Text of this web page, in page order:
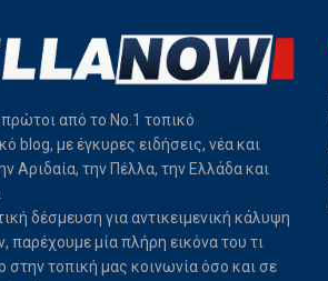
από το Νο.1 τοπικό
blog, με έγκυρες ειδήσεις, νέα και
Αριδαία, την Πέλλα, την Ελλάδα και
δέσμευση για αντικειμενική κάλυψη
παρέχουμε μία πλήρη εικόνα του τι
στην τοπική μας κοινωνία όσο και σε